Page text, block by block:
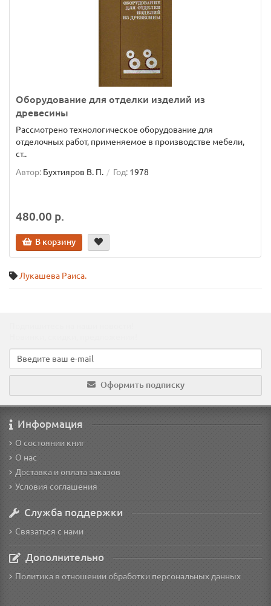
Оборудование для отделки изделий из
древесины
Рассмотрено технологическое оборудование для
отделочных работ, применяемое в производстве мебели,
ст..
Автор: Бухтияров В. П. Год: 1978
480.00 р.
В корзину
Лукашева Раиса.
Оформить подписку
Информация
О состоянии книг
О нас
Доставка и оплата заказов
Условия соглашения
Служба поддержки
Связаться с нами
Дополнительно
Политика в отношении обработки персональных данных